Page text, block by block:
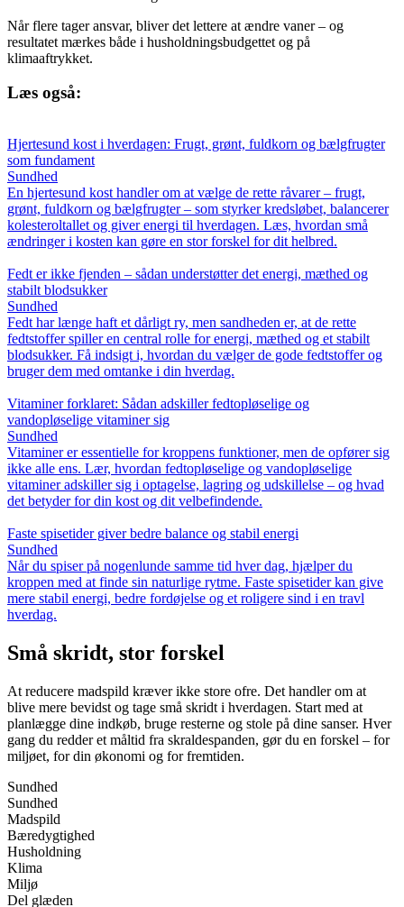
Når flere tager ansvar, bliver det lettere at ændre vaner – og
resultatet mærkes både i husholdningsbudgettet og på
klimaaftrykket.
Læs også:
Hjertesund kost i hverdagen: Frugt, grønt, fuldkorn og bælgfrugter
som fundament
Sundhed
En hjertesund kost handler om at vælge de rette råvarer – frugt,
grønt, fuldkorn og bælgfrugter – som styrker kredsløbet, balancerer
kolesteroltallet og giver energi til hverdagen. Læs, hvordan små
ændringer i kosten kan gøre en stor forskel for dit helbred.
Fedt er ikke fjenden – sådan understøtter det energi, mæthed og
stabilt blodsukker
Sundhed
Fedt har længe haft et dårligt ry, men sandheden er, at de rette
fedtstoffer spiller en central rolle for energi, mæthed og et stabilt
blodsukker. Få indsigt i, hvordan du vælger de gode fedtstoffer og
bruger dem med omtanke i din hverdag.
Vitaminer forklaret: Sådan adskiller fedtopløselige og
vandopløselige vitaminer sig
Sundhed
Vitaminer er essentielle for kroppens funktioner, men de opfører sig
ikke alle ens. Lær, hvordan fedtopløselige og vandopløselige
vitaminer adskiller sig i optagelse, lagring og udskillelse – og hvad
det betyder for din kost og dit velbefindende.
Faste spisetider giver bedre balance og stabil energi
Sundhed
Når du spiser på nogenlunde samme tid hver dag, hjælper du
kroppen med at finde sin naturlige rytme. Faste spisetider kan give
mere stabil energi, bedre fordøjelse og et roligere sind i en travl
hverdag.
Små skridt, stor forskel
At reducere madspild kræver ikke store ofre. Det handler om at
blive mere bevidst og tage små skridt i hverdagen. Start med at
planlægge dine indkøb, bruge resterne og stole på dine sanser. Hver
gang du redder et måltid fra skraldespanden, gør du en forskel – for
miljøet, for din økonomi og for fremtiden.
Sundhed
Sundhed
Madspild
Bæredygtighed
Husholdning
Klima
Miljø
Del glæden